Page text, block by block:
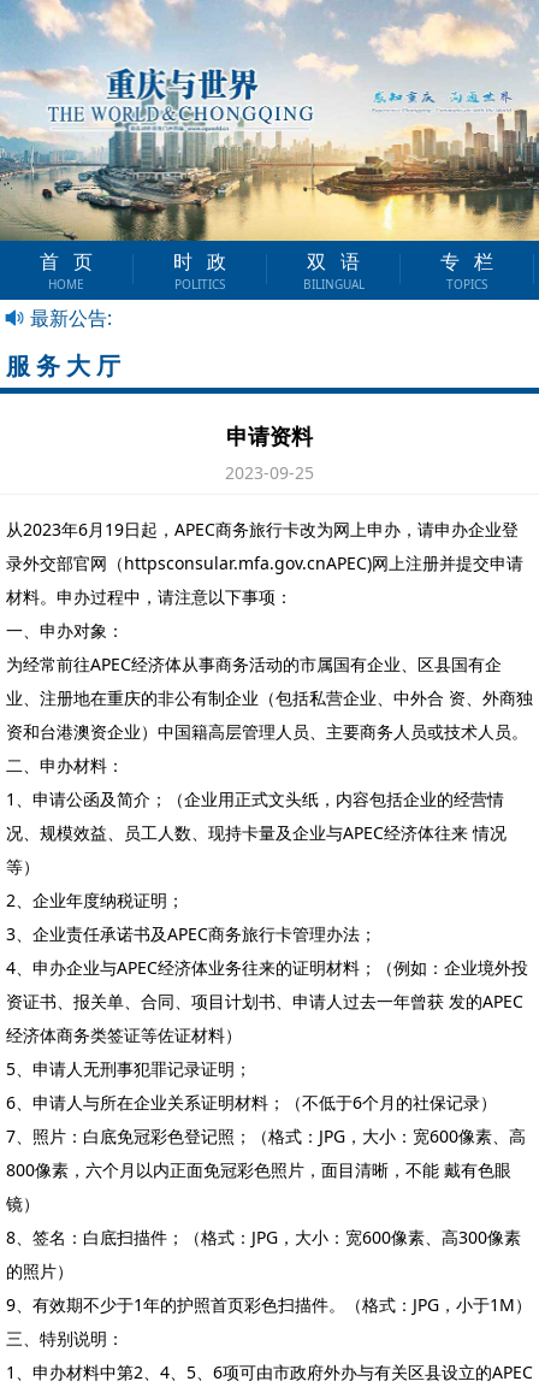
首页
HOME
时政
POLITICS
双语
BILINGUAL
专栏
TOPICS
最新公告:
服务大厅
申请资料
2023-09-25
从2023年6月19日起，APEC商务旅行卡改为网上申办，请申办企业登
录外交部官网（httpsconsular.mfa.gov.cnAPEC)网上注册并提交申请
材料。申办过程中，请注意以下事项：
一、申办对象：
为经常前往APEC经济体从事商务活动的市属国有企业、区县国有企
业、注册地在重庆的非公有制企业（包括私营企业、中外合 资、外商独
资和台港澳资企业）中国籍高层管理人员、主要商务人员或技术人员。
二、申办材料：
1、申请公函及简介；（企业用正式文头纸，内容包括企业的经营情
况、规模效益、员工人数、现持卡量及企业与APEC经济体往来 情况
等）
2、企业年度纳税证明；
3、企业责任承诺书及APEC商务旅行卡管理办法；
4、申办企业与APEC经济体业务往来的证明材料；（例如：企业境外投
资证书、报关单、合同、项目计划书、申请人过去一年曾获 发的APEC
经济体商务类签证等佐证材料）
5、申请人无刑事犯罪记录证明；
6、申请人与所在企业关系证明材料；（不低于6个月的社保记录）
7、照片：白底免冠彩色登记照；（格式：JPG，大小：宽600像素、高
800像素，六个月以内正面免冠彩色照片，面目清晰，不能 戴有色眼
镜）
8、签名：白底扫描件；（格式：JPG，大小：宽600像素、高300像素
的照片）
9、有效期不少于1年的护照首页彩色扫描件。（格式：JPG，小于1M）
三、特别说明：
1、申办材料中第2、4、5、6项可由市政府外办与有关区县设立的APEC